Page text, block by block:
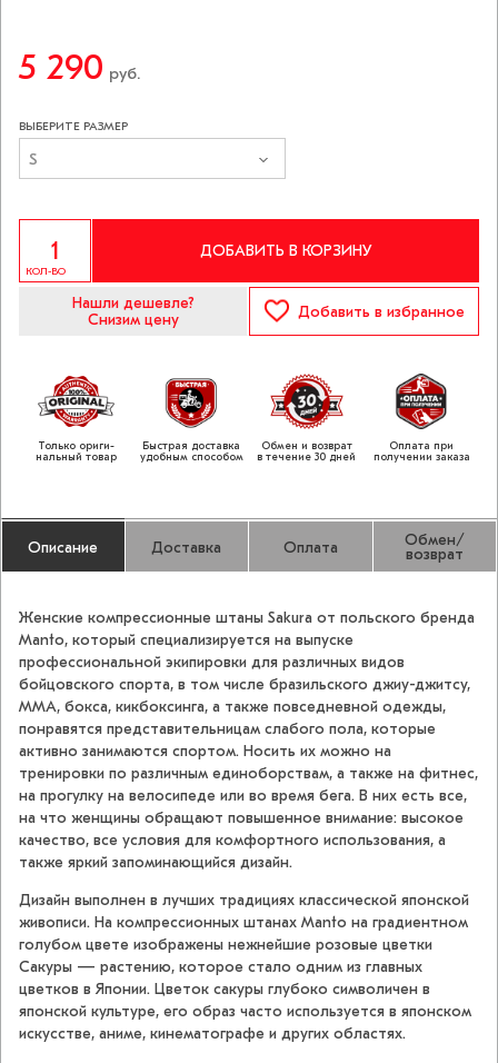
5 290 руб.
ВЫБЕРИТЕ РАЗМЕР
S
КОЛ-ВО
ДОБАВИТЬ В КОРЗИНУ
Нашли дешевле?
Снизим цену
Добавить в избранное
Только ориги­
нальный товар
Быстрая доставка
удобным способом
Обмен и возврат
в течение 30 дней
Оплата при
получении заказа
Описание Доставка Оплата Обмен/
возврат
Женские компрессионные штаны Sakura от польского бренда
Manto, который специализируется на выпуске
профессиональной экипировки для различных видов
бойцовского спорта, в том числе бразильского джиу-джитсу,
MMA, бокса, кикбоксинга, а также повседневной одежды,
понравятся представительницам слабого пола, которые
активно занимаются спортом. Носить их можно на
тренировки по различным единоборствам, а также на фитнес,
на прогулку на велосипеде или во время бега. В них есть все,
на что женщины обращают повышенное внимание: высокое
качество, все условия для комфортного использования, а
также яркий запоминающийся дизайн.
Дизайн выполнен в лучших традициях классической японской
живописи. На компрессионных штанах Manto на градиентном
голубом цвете изображены нежнейшие розовые цветки
Сакуры — растению, которое стало одним из главных
цветков в Японии. Цветок сакуры глубоко символичен в
японской культуре, его образ часто используется в японском
искусстве, аниме, кинематографе и других областях.